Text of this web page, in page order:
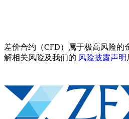
差价合约（CFD）属于极高风险的
解相关风险及我们的 风险披露声明